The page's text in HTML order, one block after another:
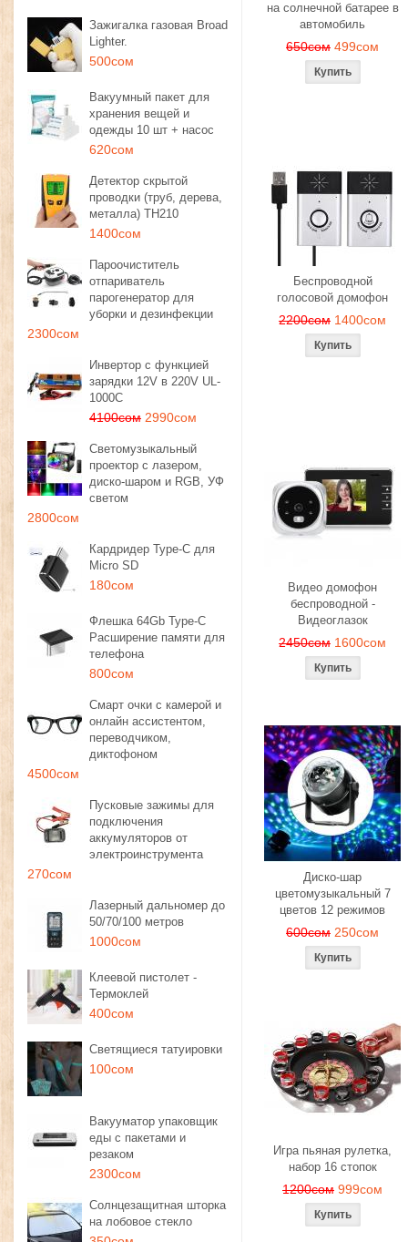
Зажигалка газовая Broad
Lighter.
500сом
Вакуумный пакет для
хранения вещей и
одежды 10 шт + насос
620сом
Детектор скрытой
проводки (труб, дерева,
металла) TH210
1400сом
Пароочиститель
отпариватель
парогенератор для
уборки и дезинфекции
2300сом
Инвертор с функцией
зарядки 12V в 220V UL-
1000C
4100сом 2990сом
Светомузыкальный
проектор с лазером,
диско-шаром и RGB, УФ
светом
2800сом
Кардридер Type-C для
Micro SD
180сом
Флешка 64Gb Type-C
Расширение памяти для
телефона
800сом
Смарт очки с камерой и
онлайн ассистентом,
переводчиком,
диктофоном
4500сом
Пусковые зажимы для
подключения
аккумуляторов от
электроинструмента
270сом
Лазерный дальномер до
50/70/100 метров
1000сом
Клеевой пистолет -
Термоклей
400сом
Светящиеся татуировки
100сом
Вакууматор упаковщик
еды с пакетами и
резаком
2300сом
Солнцезащитная шторка
на лобовое стекло
на солнечной батарее в
автомобиль
650сом 499сом
Беспроводной
голосовой домофон
2200сом 1400сом
Видео домофон
беспроводной -
Видеоглазок
2450сом 1600сом
Диско-шар
цветомузыкальный 7
цветов 12 режимов
600сом 250сом
Игра пьяная рулетка,
набор 16 стопок
1200сом 999сом